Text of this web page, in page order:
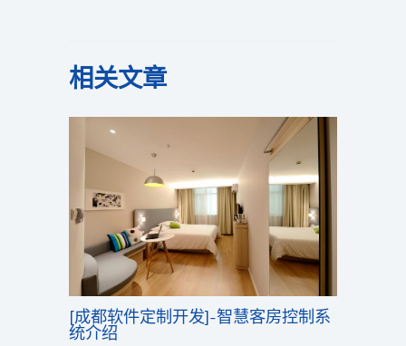
相关文章
[成都软件定制开发]-智慧客房控制系
统介绍